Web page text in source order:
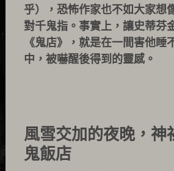
乎），恐怖作家也不如大家想
對千鬼指。事實上，讓史蒂芬
《鬼店》，就是在一間害他睡
中，被嚇醒後得到的靈感。
風雪交加的夜晚，神
鬼飯店